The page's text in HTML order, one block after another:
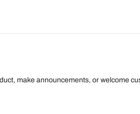
make announcements, or welcome